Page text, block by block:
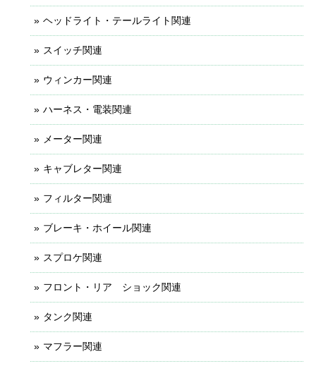
ヘッドライト・テールライト関連
スイッチ関連
ウィンカー関連
ハーネス・電装関連
メーター関連
キャブレター関連
フィルター関連
ブレーキ・ホイール関連
スプロケ関連
フロント・リア ショック関連
タンク関連
マフラー関連